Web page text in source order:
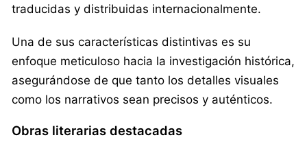
traducidas y distribuidas internacionalmente.
Una de sus características distintivas es su
enfoque meticuloso hacia la investigación histórica,
asegurándose de que tanto los detalles visuales
como los narrativos sean precisos y auténticos.
Obras literarias destacadas